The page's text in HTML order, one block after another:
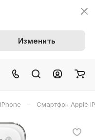
Изменить
iPhone – Смартфон Apple